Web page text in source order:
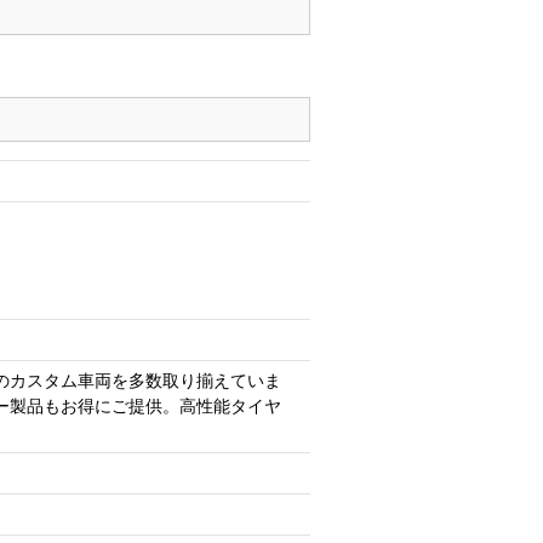
スタム車両を多数取り揃えていま
品もお得にご提供。高性能タイヤ